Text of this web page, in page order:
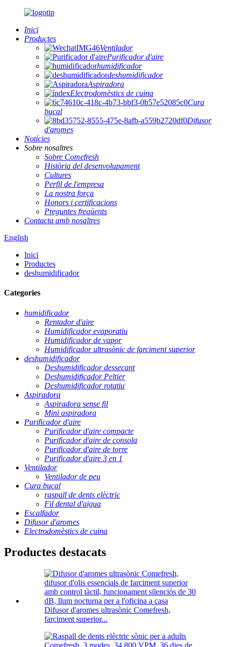
Inici
Productes
Ventilador
Purificador d'aire
humidificador
deshumidificador
Aspiradora
Electrodomèstics de cuina
Cura
bucal
Difusor
d'aromes
Notícies
Sobre nosaltres
Sobre Comefresh
Història del desenvolupament
Cultures
Perfil de l'empresa
La nostra força
Honors i certificacions
Preguntes freqüents
Contacta amb nosaltres
English
Inici
Productes
deshumidificador
Categories
humidificador
Rentador d'aire
Humidificador evaporatiu
Humidificador de vapor
Humidificador ultrasònic de farciment superior
deshumidificador
Deshumidificador dessecant
Deshumidificador Peltier
Deshumidificador rotatiu
Aspiradora
Aspiradora sense fil
Mini aspiradora
Purificador d'aire
Purificador d'aire compacte
Purificador d'aire de consola
Purificador d'aire de torre
Purificador d'aire 3 en 1
Ventilador
Ventilador de peu
Cura bucal
raspall de dents elèctric
Fil dental d'aigua
Escalfador
Difusor d'aromes
Electrodomèstics de cuina
Productes destacats
Difusor d'aromes ultrasònic Comefresh,
farciment superior...